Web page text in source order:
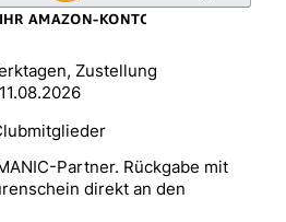
Zustellung
11.08.2026
Partner. Rückgabe mit
direkt an den